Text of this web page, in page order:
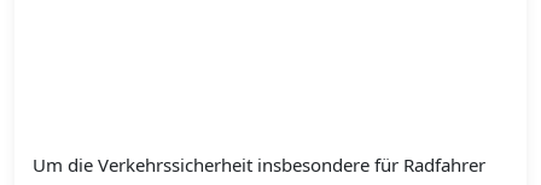
Um die Verkehrssicherheit insbesondere für Radfahrer